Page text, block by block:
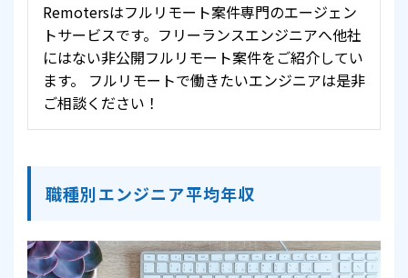
Remotersはフルリモート案件専門のエージェン
トサービスです。フリーランスエンジニアへ他社
にはない非公開フルリモート案件をご紹介してい
ます。 フルリモートで働きたいエンジニアは是非
ご相談ください！
職種別エンジニア平均年収